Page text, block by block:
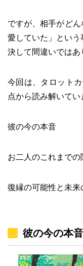
ですが、相手がど
愛していた」という
決して間違いではあ
今回は、タロット
点から読み解いてい
彼の今の本音
お二人のこれまでの
復縁の可能性と未来
彼の今の本